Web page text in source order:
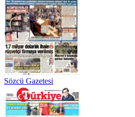
Sözcü Gazetesi